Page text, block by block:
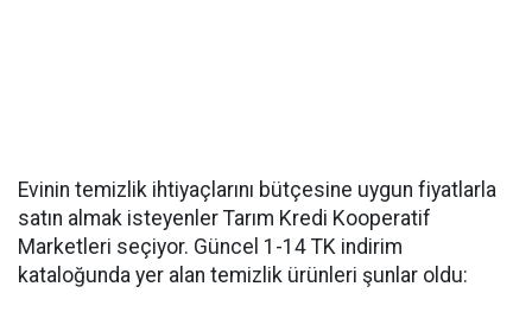
Evinin temizlik ihtiyaçlarını bütçesine uygun fiyatlarla
satın almak isteyenler Tarım Kredi Kooperatif
Marketleri seçiyor. Güncel 1-14 TK indirim
kataloğunda yer alan temizlik ürünleri şunlar oldu: